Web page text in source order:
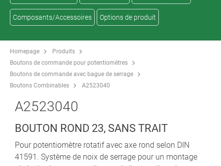
Composants/Accessoires Options de produit
Homepage
Produits
Boutons de commande pour potentiomètres
Boutons de commande avec bague de serrage
Boutons Combinables
A2523040
A2523040
BOUTON ROND 23, SANS TRAIT
Pour potentiomètre rotatif avec axe rond selon DIN
41591. Système de noix de serrage pour un montage